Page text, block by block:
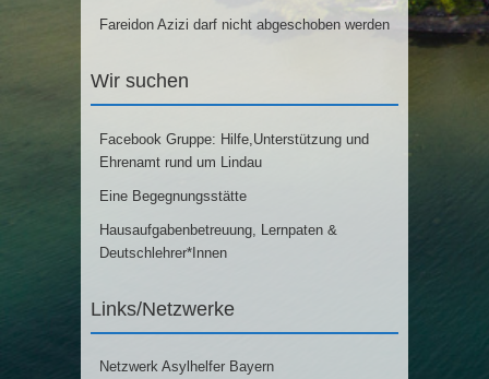
Fareidon Azizi darf nicht abgeschoben werden
Wir suchen
Facebook Gruppe: Hilfe,Unterstützung und
Ehrenamt rund um Lindau
Eine Begegnungsstätte
Hausaufgabenbetreuung, Lernpaten &
Deutschlehrer*Innen
Links/Netzwerke
Netzwerk Asylhelfer Bayern